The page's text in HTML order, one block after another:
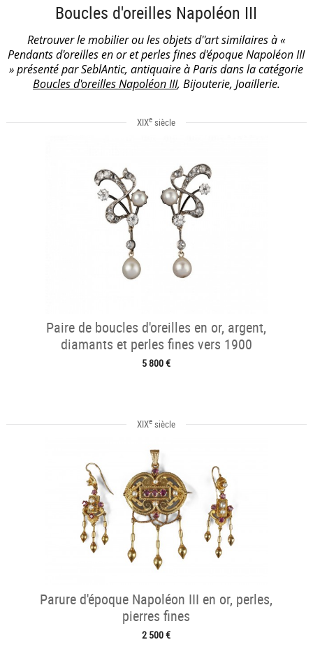
Boucles d'oreilles Napoléon III
Retrouver le mobilier ou les objets d''art similaires à «
Pendants d'oreilles en or et perles fines d'époque Napoléon III
» présenté par SeblAntic, antiquaire à Paris dans la catégorie
Boucles d'oreilles Napoléon III, Bijouterie, Joaillerie.
XIXe siècle
Paire de boucles d'oreilles en or, argent,
diamants et perles fines vers 1900
5 800 €
XIXe siècle
Parure d'époque Napoléon III en or, perles,
pierres fines
2 500 €